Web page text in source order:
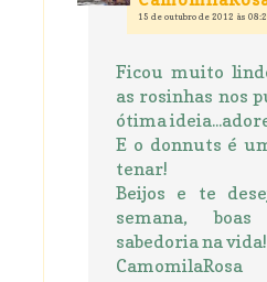
15 de outubro de 2012 às
Ficou muito
as rosinhas nos
ótima
E o donnuts é
tenar!
Beijos e te
semana,
sabedoria na vida!
CamomilaRosa